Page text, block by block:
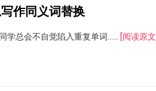
作同义词替换
学总会不自觉陷入重复单词…… [阅读原文]